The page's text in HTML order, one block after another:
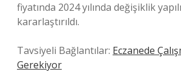
fiyatında 2024 yılında değişiklik
kararlaştırıldı.
Tavsiyeli Bağlantılar: Eczanede
Gerekiyor